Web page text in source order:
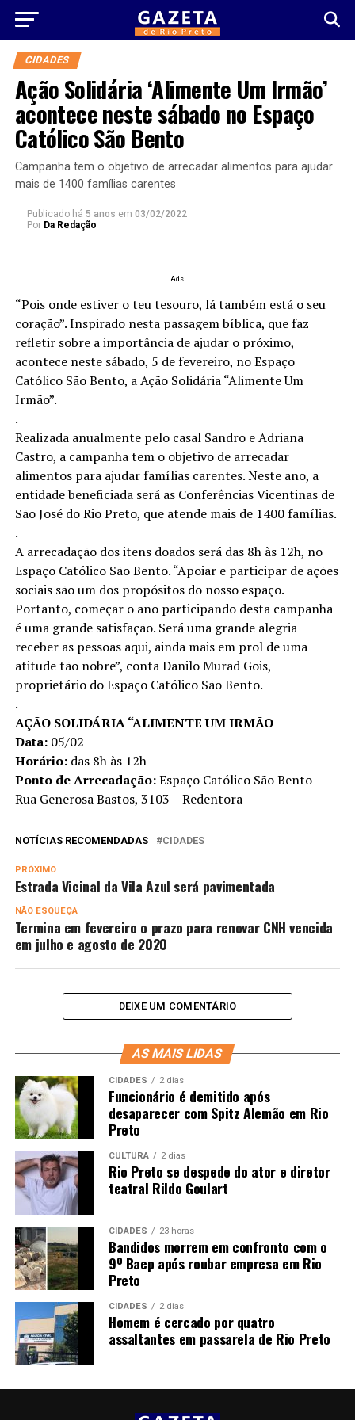
CIDADES
Ação Solidária ‘Alimente Um Irmão’
acontece neste sábado no Espaço
Católico São Bento
Campanha tem o objetivo de arrecadar alimentos para ajudar
mais de 1400 famílias carentes
Publicado há 5 anos em 03/02/2022
Por Da Redação
Ads
“Pois onde estiver o teu tesouro, lá também está o seu
coração”. Inspirado nesta passagem bíblica, que faz
refletir sobre a importância de ajudar o próximo,
acontece neste sábado, 5 de fevereiro, no Espaço
Católico São Bento, a Ação Solidária “Alimente Um
Irmão”.
.
Realizada anualmente pelo casal Sandro e Adriana
Castro, a campanha tem o objetivo de arrecadar
alimentos para ajudar famílias carentes. Neste ano, a
entidade beneficiada será as Conferências Vicentinas de
São José do Rio Preto, que atende mais de 1400 famílias.
.
A arrecadação dos itens doados será das 8h às 12h, no
Espaço Católico São Bento. “Apoiar e participar de ações
sociais são um dos propósitos do nosso espaço.
Portanto, começar o ano participando desta campanha
é uma grande satisfação. Será uma grande alegria
receber as pessoas aqui, ainda mais em prol de uma
atitude tão nobre”, conta Danilo Murad Gois,
proprietário do Espaço Católico São Bento.
.
AÇÃO SOLIDÁRIA “ALIMENTE UM IRMÃO
Data:05/02
Horário: das 8h às 12h
Ponto de Arrecadação:Espaço Católico São Bento –
Rua Generosa Bastos, 3103 – Redentora
NOTÍCIAS RECOMENDADAS CIDADES
PRÓXIMO
Estrada Vicinal da Vila Azul será pavimentada
NÃO ESQUEÇA
Termina em fevereiro o prazo para renovar CNH vencida
em julho e agosto de 2020
DEIXE UM COMENTÁRIO
AS MAIS LIDAS
CIDADES 2 dias
Funcionário é demitido após
desaparecer com Spitz Alemão em Rio
Preto
CULTURA 2 dias
Rio Preto se despede do ator e diretor
teatral Rildo Goulart
CIDADES 23 horas
Bandidos morrem em confronto com o
9º Baep após roubar empresa em Rio
Preto
CIDADES 2 dias
Homem é cercado por quatro
assaltantes em passarela de Rio Preto